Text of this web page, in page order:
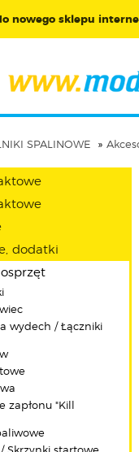
nowego sklepu
SPALINOWE
dodatki
wydech / Łączniki
zapłonu "Kill